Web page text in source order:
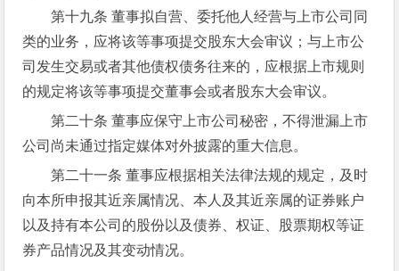
第十九条 董事拟自营、委托他人经营与上市公司同
类的业务，应将该等事项提交股东大会审议；与上市公
司发生交易或者其他债权债务往来的，应根据上市规则
的规定将该等事项提交董事会或者股东大会审议。
第二十条 董事应保守上市公司秘密，不得泄漏上市
公司尚未通过指定媒体对外披露的重大信息。
第二十一条 董事应根据相关法律法规的规定，及时
向本所申报其近亲属情况、本人及其近亲属的证券账户
以及持有本公司的股份以及债券、权证、股票期权等证
券产品情况及其变动情况。